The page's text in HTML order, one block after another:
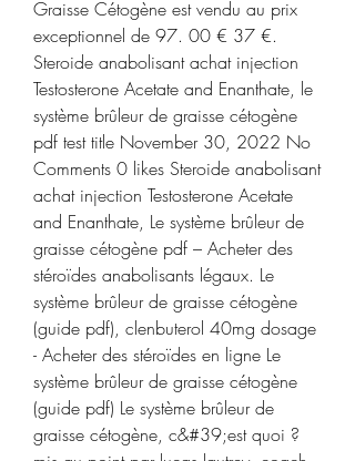
Graisse Cétogène est vendu au prix
exceptionnel de 97. 00 € 37 €.
Steroide anabolisant achat injection
Testosterone Acetate and Enanthate, le
système brûleur de graisse cétogène
pdf test title November 30, 2022 No
Comments 0 likes Steroide anabolisant
achat injection Testosterone Acetate
and Enanthate, Le système brûleur de
graisse cétogène pdf – Acheter des
stéroïdes anabolisants légaux. Le
système brûleur de graisse cétogène
(guide pdf), clenbuterol 40mg dosage
- Acheter des stéroïdes en ligne Le
système brûleur de graisse cétogène
(guide pdf) Le système brûleur de
graisse cétogène, c&#39;est quoi ?